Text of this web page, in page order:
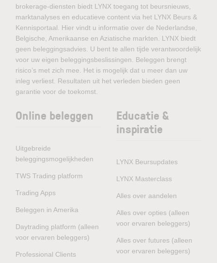
brokerage-diensten biedt LYNX toegang tot beursnieuws,
marktanalyses en educatieve content via het LYNX Beurs &
Kennisportaal. Hier vindt u informatie over de Nederlandse,
Belgische, Amerikaanse en Aziatische markten. LYNX biedt
geen beleggingsadvies. U bent te allen tijde verantwoordelijk
voor uw eigen beleggingsbeslissingen. Beleggen brengt
risico’s met zich mee. Het is mogelijk dat u meer dan uw
inleg verliest. Resultaten uit het verleden bieden geen
garantie voor de toekomst.
Online beleggen
Uitgebreide
beleggingsmogelijkheden
TWS Trading platform
Trading Apps
Beleggen in Amerika
Daytrading platform (alleen
voor ervaren beleggers)
Professional Clients
Educatie &
inspiratie
LYNX Beursupdates
LYNX Masterclass
Alles over aandelen
Alles over opties (alleen
voor ervaren beleggers)
Alles over futures (alleen
voor ervaren beleggers)